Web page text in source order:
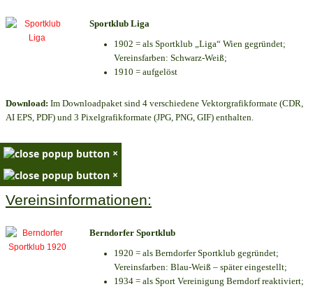
Sportklub Liga
1902 = als Sportklub „Liga“ Wien gegründet;
Vereinsfarben: Schwarz-Weiß;
1910 = aufgelöst
Download: Im Downloadpaket sind 4 verschiedene Vektorgrafikformate (CDR,
AI EPS, PDF) und 3 Pixelgrafikformate (JPG, PNG, GIF) enthalten.
×
×
Vereinsinformationen:
Berndorfer Sportklub
1920 = als Berndorfer Sportklub gegründet;
Vereinsfarben: Blau-Weiß – später eingestellt;
1934 = als Sport Vereinigung Berndorf reaktiviert;